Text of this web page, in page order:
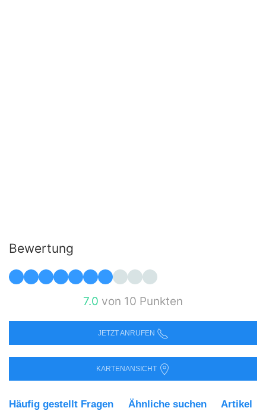
Bewertung
7.0 von 10 Punkten
JETZT ANRUFEN
KARTENANSICHT
Häufig gestellt Fragen Ähnliche suchen Artikel